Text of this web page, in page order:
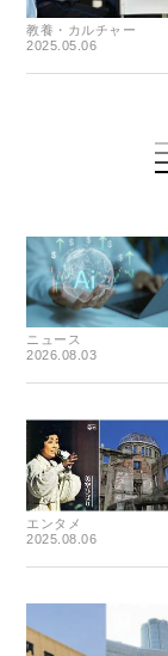
教養・カルチャー
2025.05.06
ニュース
2026.08.03
エンタメ
2025.08.06